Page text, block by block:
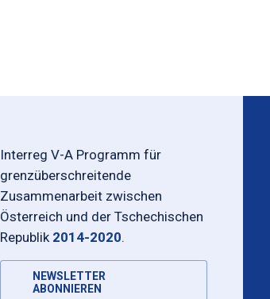
Interreg V-A Programm für
grenzüberschreitende
Zusammenarbeit zwischen
Österreich und der Tschechischen
Republik 2014-2020.
NEWSLETTER
ABONNIEREN